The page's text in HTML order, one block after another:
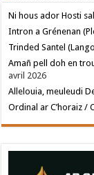
Ni hous ador Hosti
Intron a Grénenan
Trinded Santel
Amañ pell doh en
avril 2026
Allelouia, meuleudi
Ordinal ar C’horaiz /